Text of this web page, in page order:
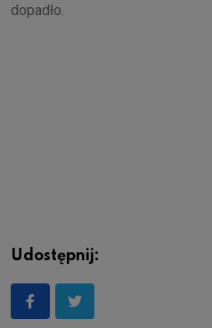
dopadło.
Udostępnij: